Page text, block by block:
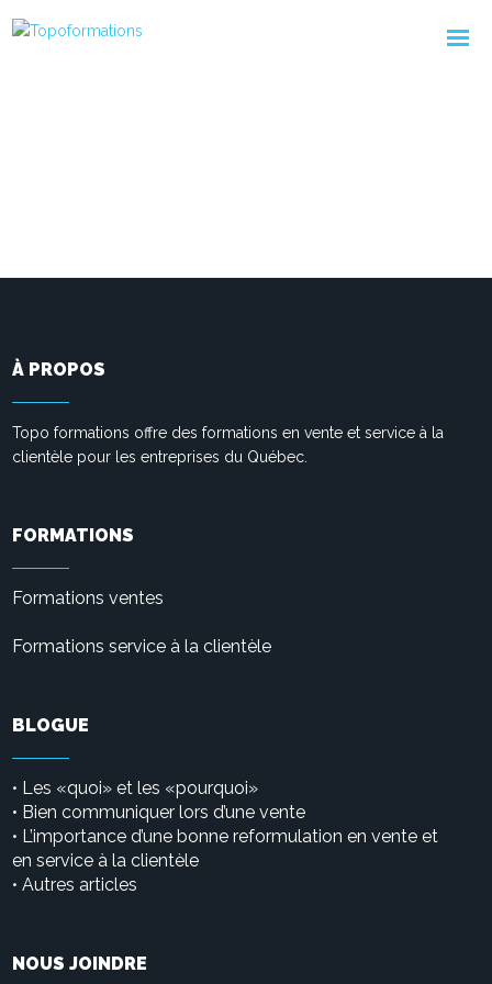
À PROPOS
Topo formations offre des formations en vente et service à la
clientèle pour les entreprises du Québec.
FORMATIONS
Formations ventes
Formations service à la clientèle
BLOGUE
• Les «quoi» et les «pourquoi»
• Bien communiquer lors d’une vente
• L’importance d’une bonne reformulation en vente et
en service à la clientèle
•Autres articles
NOUS JOINDRE